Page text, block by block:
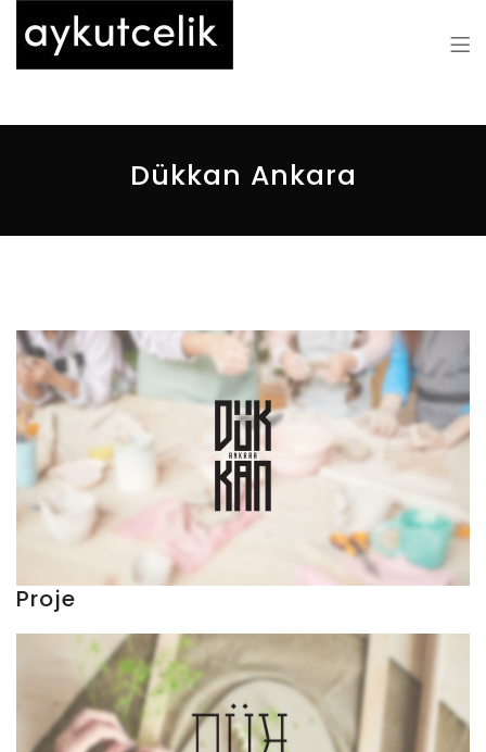
Dükkan Ankara
Proje